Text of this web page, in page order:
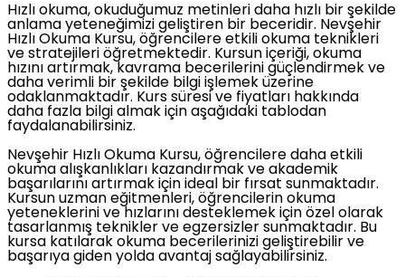
Hızlı okuma, okuduğumuz metinleri daha hızlı bir şekilde
anlama yeteneğimizi geliştiren bir beceridir. Nevşehir
Hızlı Okuma Kursu, öğrencilere etkili okuma teknikleri
ve stratejileri öğretmektedir. Kursun içeriği, okuma
hızını artırmak, kavrama becerilerini güçlendirmek ve
daha verimli bir şekilde bilgi işlemek üzerine
odaklanmaktadır. Kurs süresi ve fiyatları hakkında
daha fazla bilgi almak için aşağıdaki tablodan
faydalanabilirsiniz.
Nevşehir Hızlı Okuma Kursu, öğrencilere daha etkili
okuma alışkanlıkları kazandırmak ve akademik
başarılarını artırmak için ideal bir fırsat sunmaktadır.
Kursun uzman eğitmenleri, öğrencilerin okuma
yeteneklerini ve hızlarını desteklemek için özel olarak
tasarlanmış teknikler ve egzersizler sunmaktadır. Bu
kursa katılarak okuma becerilerinizi geliştirebilir ve
başarıya giden yolda avantaj sağlayabilirsiniz.